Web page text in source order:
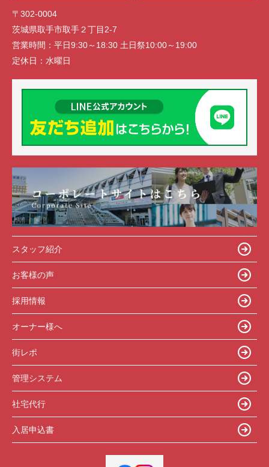
〒302-0004
茨城県取手市取手２丁目2-7
営業時間： 平日9:30～18:30 土日祭10:00～19:00
定休日： 水曜日
スタッフ紹介
お客様の声
採用情報
オーナー様へ
街レポ
管理システム
社宅代行
入居申込書